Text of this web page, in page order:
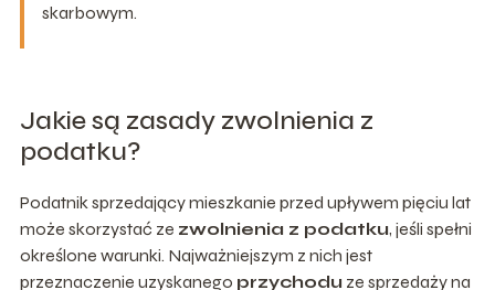
skarbowym.
Jakie są zasady zwolnienia z
podatku?
Podatnik sprzedający mieszkanie przed upływem pięciu lat
może skorzystać ze zwolnienia z podatku, jeśli spełni
określone warunki. Najważniejszym z nich jest
przeznaczenie uzyskanego przychodu ze sprzedaży na